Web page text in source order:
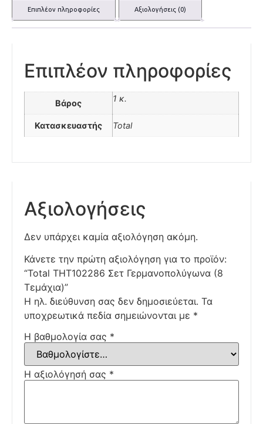
Επιπλέον πληροφορίες Αξιολογήσεις (0)
Επιπλέον πληροφορίες
Βάρος 1 κ.
Κατασκευαστής Total
Αξιολογήσεις
Δεν υπάρχει καμία αξιολόγηση ακόμη.
Κάνετε την πρώτη αξιολόγηση για το προϊόν:
“Total THT102286 Σετ Γερμανοπολύγωνα (8
Τεμάχια)”
Η ηλ. διεύθυνση σας δεν δημοσιεύεται. Τα
υποχρεωτικά πεδία σημειώνονται με *
Η βαθμολογία σας *
Η αξιολόγησή σας *